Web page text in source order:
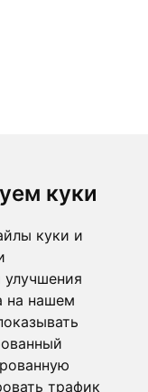
куки
куки и
на нашем
трафик
пр-т Газеты